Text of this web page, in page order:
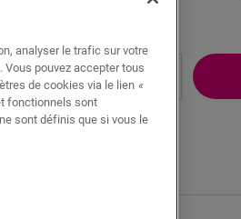
analyser le trafic sur votre
pouvez accepter tous
de cookies via le lien «
fonctionnels sont
sont définis que si vous le